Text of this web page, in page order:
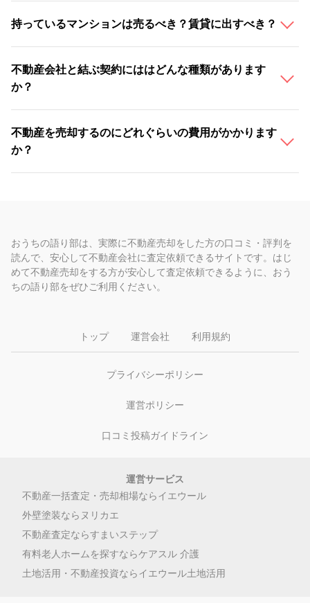
持っているマンションは売るべき？賃貸に出すべき？
不動産会社と結ぶ契約にははどんな種類があります
か？
不動産を売却するのにどれぐらいの費用がかかります
か？
おうちの語り部は、実際に不動産売却をした方の口コミ・評判を
読んで、安心して不動産会社に査定依頼できるサイトです。はじ
めて不動産売却をする方が安心して査定依頼できるように、おう
ちの語り部をぜひご利用ください。
トップ 運営会社 利用規約
プライバシーポリシー
運営ポリシー
口コミ投稿ガイドライン
運営サービス
不動産一括査定・売却相場ならイエウール
外壁塗装ならヌリカエ
不動産査定ならすまいステップ
有料老人ホームを探すならケアスル 介護
土地活用・不動産投資ならイエウール土地活用